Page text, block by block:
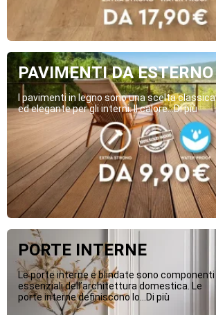
PAVIMENTI DA ESTERNO
I pavimenti in legno sono una scelta classica
ed elegante per gli interni. Il calore...Di più
PORTE INTERNE
Le porte interne e blindate sono componenti
essenziali dell’architettura domestica. Le
porte interne definiscono lo...Di più